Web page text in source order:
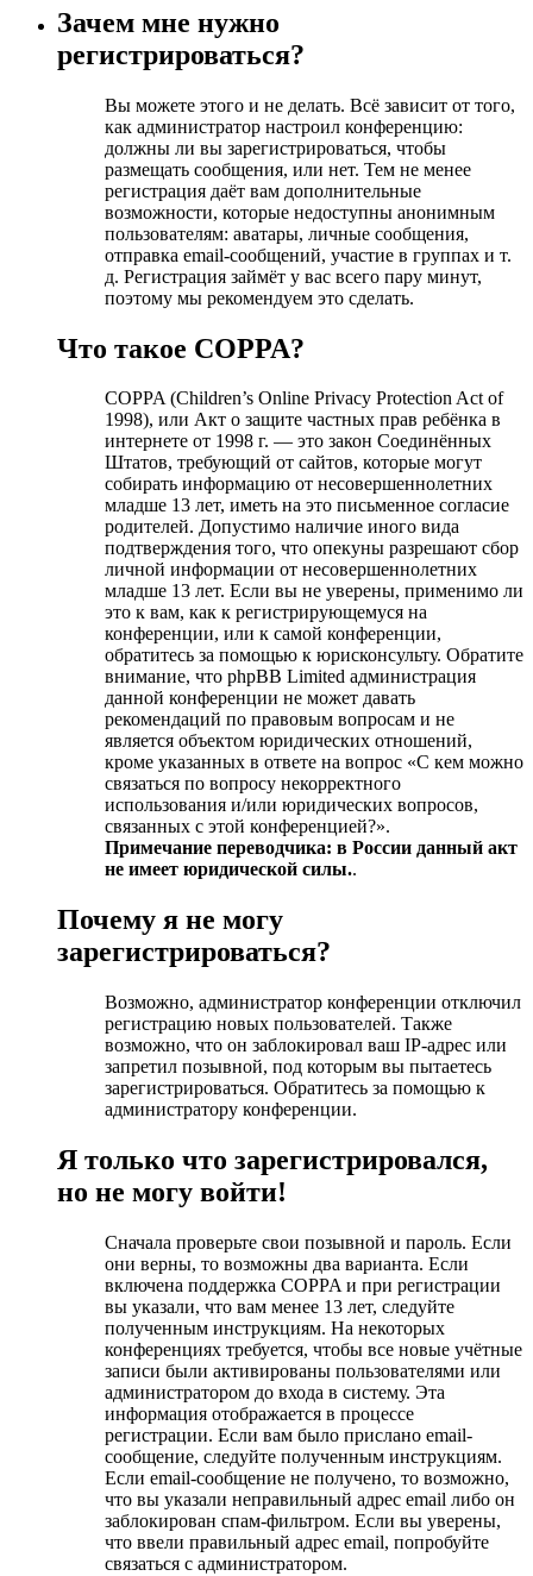
Зачем мне нужно
регистрироваться?
Вы можете этого и не делать. Всё зависит от того,
как администратор настроил конференцию:
должны ли вы зарегистрироваться, чтобы
размещать сообщения, или нет. Тем не менее
регистрация даёт вам дополнительные
возможности, которые недоступны анонимным
пользователям: аватары, личные сообщения,
отправка email-сообщений, участие в группах и т.
д. Регистрация займёт у вас всего пару минут,
поэтому мы рекомендуем это сделать.
Что такое COPPA?
COPPA (Children’s Online Privacy Protection Act of
1998), или Акт о защите частных прав ребёнка в
интернете от 1998 г. — это закон Соединённых
Штатов, требующий от сайтов, которые могут
собирать информацию от несовершеннолетних
младше 13 лет, иметь на это письменное согласие
родителей. Допустимо наличие иного вида
подтверждения того, что опекуны разрешают сбор
личной информации от несовершеннолетних
младше 13 лет. Если вы не уверены, применимо ли
это к вам, как к регистрирующемуся на
конференции, или к самой конференции,
обратитесь за помощью к юрисконсульту. Обратите
внимание, что phpBB Limited администрация
данной конференции не может давать
рекомендаций по правовым вопросам и не
является объектом юридических отношений,
кроме указанных в ответе на вопрос «С кем можно
связаться по вопросу некорректного
использования и/или юридических вопросов,
связанных с этой конференцией?».
Примечание переводчика: в России данный акт
не имеет юридической силы..
Почему я не могу
зарегистрироваться?
Возможно, администратор конференции отключил
регистрацию новых пользователей. Также
возможно, что он заблокировал ваш IP-адрес или
запретил позывной, под которым вы пытаетесь
зарегистрироваться. Обратитесь за помощью к
администратору конференции.
Я только что зарегистрировался,
но не могу войти!
Сначала проверьте свои позывной и пароль. Если
они верны, то возможны два варианта. Если
включена поддержка COPPA и при регистрации
вы указали, что вам менее 13 лет, следуйте
полученным инструкциям. На некоторых
конференциях требуется, чтобы все новые учётные
записи были активированы пользователями или
администратором до входа в систему. Эта
информация отображается в процессе
регистрации. Если вам было прислано email-
сообщение, следуйте полученным инструкциям.
Если email-сообщение не получено, то возможно,
что вы указали неправильный адрес email либо он
заблокирован спам-фильтром. Если вы уверены,
что ввели правильный адрес email, попробуйте
связаться с администратором.